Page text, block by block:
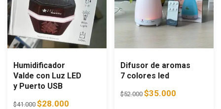
Humidificador
Valde con Luz LED
y Puerto USB
$41.000 Original price was: $41.000.
$28.000
Difusor de aromas
7 colores led
$52.000 Original price was:
$35.000